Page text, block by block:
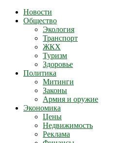
Новости
Общество
Экология
Транспорт
ЖКХ
Туризм
Здоровье
Политика
Митинги
Законы
Армия и оружие
Экономика
Цены
Недвижимость
Реклама